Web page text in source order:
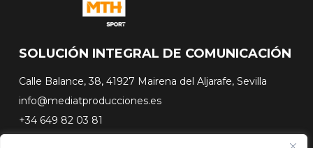
SOLUCIÓN INTEGRAL DE COMUNICACIÓN
Calle Balance, 38, 41927 Mairena del Aljarafe, Sevilla
info@mediatproducciones.es
+34 649 82 03 81